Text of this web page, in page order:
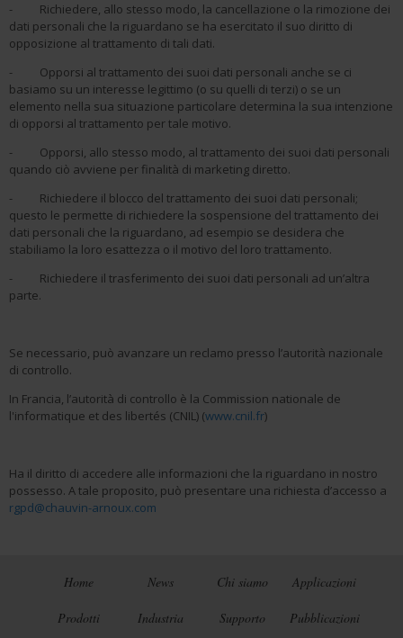
- Richiedere, allo stesso modo, la cancellazione o la rimozione dei
dati personali che la riguardano se ha esercitato il suo diritto di
opposizione al trattamento di tali dati.
- Opporsi al trattamento dei suoi dati personali anche se ci
basiamo su un interesse legittimo (o su quelli di terzi) o se un
elemento nella sua situazione particolare determina la sua intenzione
di opporsi al trattamento per tale motivo.
- Opporsi, allo stesso modo, al trattamento dei suoi dati personali
quando ciò avviene per finalità di marketing diretto.
- Richiedere il blocco del trattamento dei suoi dati personali;
questo le permette di richiedere la sospensione del trattamento dei
dati personali che la riguardano, ad esempio se desidera che
stabiliamo la loro esattezza o il motivo del loro trattamento.
- Richiedere il trasferimento dei suoi dati personali ad un’altra
parte.
Se necessario, può avanzare un reclamo presso l’autorità nazionale
di controllo.
In Francia, l’autorità di controllo è la Commission nationale de
l'informatique et des libertés (CNIL) (www.cnil.fr)
Ha il diritto di accedere alle informazioni che la riguardano in nostro
possesso. A tale proposito, può presentare una richiesta d’accesso a
rgpd@chauvin-arnoux.com
Home News Chi siamo Applicazioni
Prodotti Industria Supporto Pubblicazioni